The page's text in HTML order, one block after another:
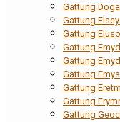
Gattung
Gattung
Gattung
Gattung
Gattung
Gattung Emys
Gattung
Gattung
Gattung